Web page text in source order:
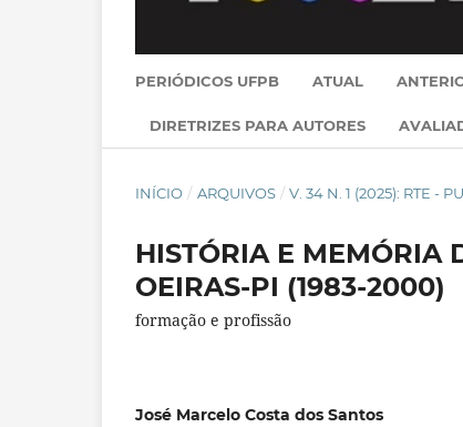
PERIÓDICOS UFPB ATUAL
DIRETRIZES PARA AUTORES
INÍCIO / ARQUIVOS / V. 34 N. 1 (2025): RTE -
HISTÓRIA E MEMÓRIA
OEIRAS-PI (1983-2000)
formação e profissão
José Marcelo Costa dos Santos